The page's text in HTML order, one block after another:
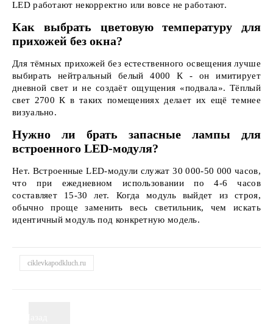
LED работают некорректно или вовсе не работают.
Как выбрать цветовую температуру для
прихожей без окна?
Для тёмных прихожей без естественного освещения лучше
выбирать нейтральный белый 4000 К - он имитирует
дневной свет и не создаёт ощущения «подвала». Тёплый
свет 2700 К в таких помещениях делает их ещё темнее
визуально.
Нужно ли брать запасные лампы для
встроенного LED-модуля?
Нет. Встроенные LED-модули служат 30 000-50 000 часов,
что при ежедневном использовании по 4-6 часов
составляет 15-30 лет. Когда модуль выйдет из строя,
обычно проще заменить весь светильник, чем искать
идентичный модуль под конкретную модель.
ciklevkapodkluch.ru